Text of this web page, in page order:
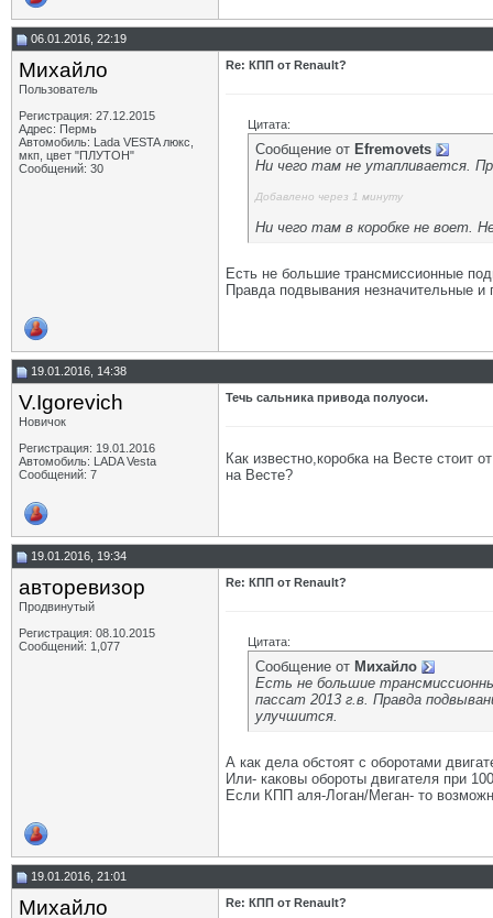
06.01.2016, 22:19
Михайло
Пользователь
Регистрация: 27.12.2015
Адрес: Пермь
Автомобиль: Lada VESTA люкс,
мкп, цвет "ПЛУТОН"
Сообщений: 30
Re: КПП от Renault?
Цитата:
Сообщение от Efremovets
Ни чего там не утапливается.
Добавлено через 1 минуту
Ни чего там в коробке не воет.
Есть не большие трансмиссионные
Правда подвывания незначительные
19.01.2016, 14:38
V.Igorevich
Новичок
Регистрация: 19.01.2016
Автомобиль: LADA Vesta
Сообщений: 7
Течь сальника привода полуоси.
Как известно,коробка на Весте стоит
на Весте?
19.01.2016, 19:34
авторевизор
Продвинутый
Регистрация: 08.10.2015
Сообщений: 1,077
Re: КПП от Renault?
Цитата:
Сообщение от Михайло
Есть не большие
пассат 2013 г.в. Правда
улучшится.
А как дела обстоят с оборотами
Или- каковы обороты двигателя при
Если КПП аля-Логан/Меган- то
19.01.2016, 21:01
Михайло Re: КПП от Renault?